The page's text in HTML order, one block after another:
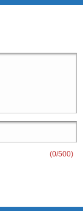
(0/500)